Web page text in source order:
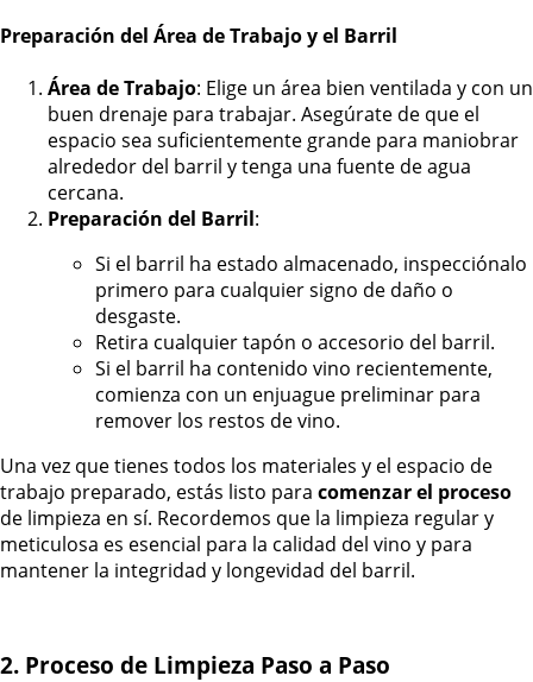
Preparación del Área de Trabajo y el Barril
Área de Trabajo: Elige un área bien ventilada y con un
buen drenaje para trabajar. Asegúrate de que el
espacio sea suficientemente grande para maniobrar
alrededor del barril y tenga una fuente de agua
cercana.
Preparación del Barril:
Si el barril ha estado almacenado, inspecciónalo
primero para cualquier signo de daño o
desgaste.
Retira cualquier tapón o accesorio del barril.
Si el barril ha contenido vino recientemente,
comienza con un enjuague preliminar para
remover los restos de vino.
Una vez que tienes todos los materiales y el espacio de
trabajo preparado, estás listo para comenzar el proceso
de limpieza en sí. Recordemos que la limpieza regular y
meticulosa es esencial para la calidad del vino y para
mantener la integridad y longevidad del barril.
2. Proceso de Limpieza Paso a Paso